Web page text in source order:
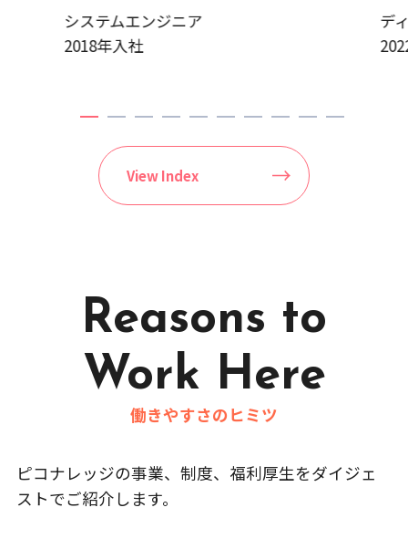
システムエンジニア
2018年入社
デ
View Index
Reasons to
Work Here
働きやすさのヒミツ
ピコナレッジの事業、制度、福利厚生をダイジェ
ストでご紹介します。